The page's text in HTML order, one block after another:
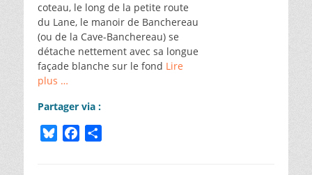
coteau, le long de la petite route
du Lane, le manoir de Banchereau
(ou de la Cave-Banchereau) se
détache nettement avec sa longue
façade blanche sur le fond Lire
plus …
Partager via :